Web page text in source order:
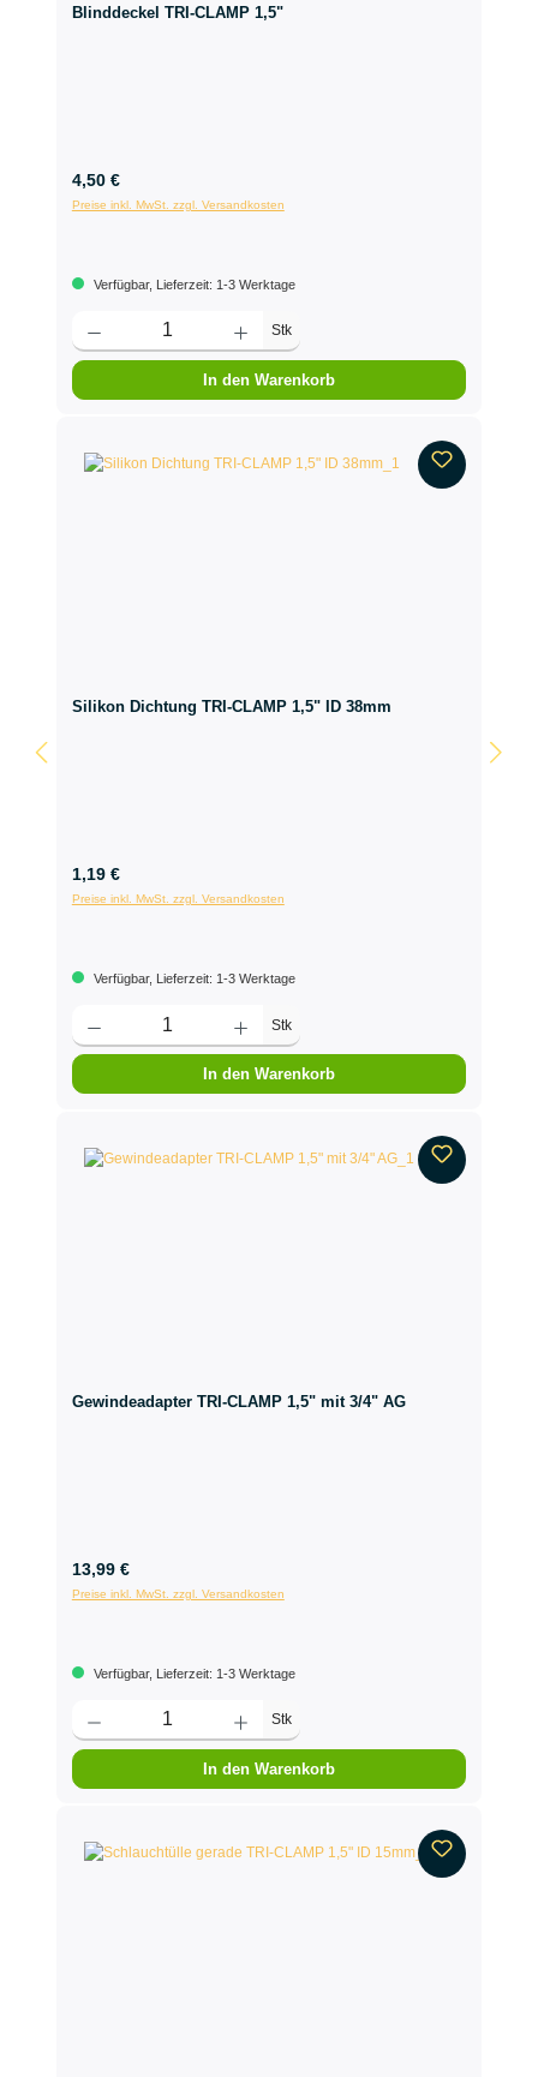
Blinddeckel TRI-CLAMP 1,5"
4,50 €
Preise inkl. MwSt. zzgl. Versandkosten
Verfügbar, Lieferzeit: 1-3 Werktage
Stk
In den Warenkorb
Silikon Dichtung TRI-CLAMP 1,5" ID 38mm
1,19 €
Preise inkl. MwSt. zzgl. Versandkosten
Verfügbar, Lieferzeit: 1-3 Werktage
Stk
In den Warenkorb
Gewindeadapter TRI-CLAMP 1,5" mit 3/4" AG
13,99 €
Preise inkl. MwSt. zzgl. Versandkosten
Verfügbar, Lieferzeit: 1-3 Werktage
Stk
In den Warenkorb